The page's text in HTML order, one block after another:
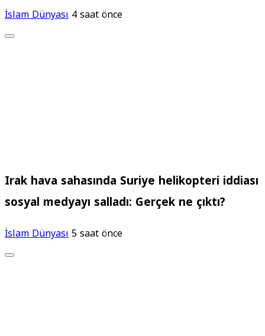
İslam Dünyası4 saat önce
Irak hava sahasında Suriye helikopteri iddiası
sosyal medyayı salladı: Gerçek ne çıktı?
İslam Dünyası5 saat önce